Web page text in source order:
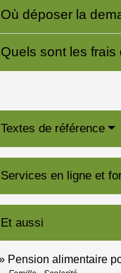
Où déposer la
Quels sont les frais
Textes de référence
Services en ligne et
Et aussi
Pension alimentaire